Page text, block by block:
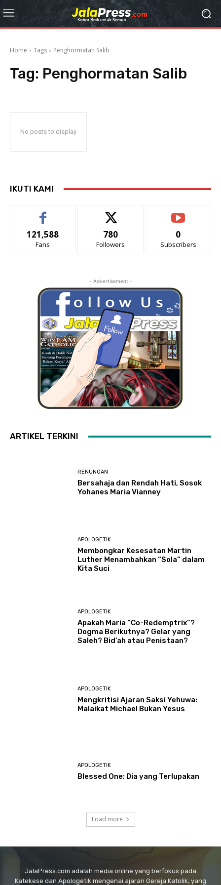
Home Tags Penghormatan Salib
Tag: Penghormatan Salib
No posts to display
IKUTI KAMI
121,588
Fans
780
Followers
0
Subscribers
- Advertisement -
ARTIKEL TERKINI
RENUNGAN
Bersahaja dan Rendah Hati, Sosok
Yohanes Maria Vianney
APOLOGETIK
Membongkar Kesesatan Martin
Luther Menambahkan “Sola” dalam
Kita Suci
APOLOGETIK
Apakah Maria “Co-Redemptrix”?
Dogma Berikutnya? Gelar yang
Saleh? Bid’ah atau Penistaan?
APOLOGETIK
Mengkritisi Ajaran Saksi Yehuwa:
Malaikat Michael Bukan Yesus
APOLOGETIK
Blessed One: Dia yang Terlupakan
Load more
JalaPress.com adalah media online yang berfokus pada
Katekese dan Apologetik mengenai ajaran Gereja Katolik, yang